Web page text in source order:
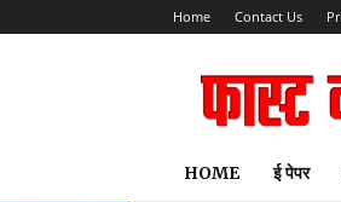
Home Contact Us
HOME ई पेपर